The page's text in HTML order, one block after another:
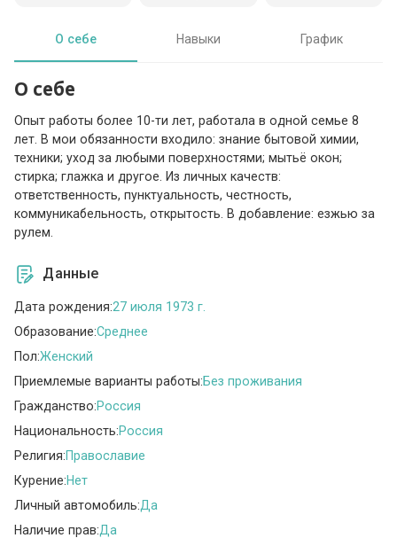
О себе Навыки График
О себе
Опыт работы более 10-ти лет, работала в одной семье 8
лет. В мои обязанности входило: знание бытовой химии,
техники; уход за любыми поверхностями; мытьё окон;
стирка; глажка и другое. Из личных качеств:
ответственность, пунктуальность, честность,
коммуникабельность, открытость. В добавление: езжью за
рулем.
Данные
Дата рождения:27 июля 1973 г.
Образование:Среднее
Пол:Женский
Приемлемые варианты работы:Без проживания
Гражданство:Россия
Национальность:Россия
Религия:Православие
Курение:Нет
Личный автомобиль:Да
Наличие прав:Да